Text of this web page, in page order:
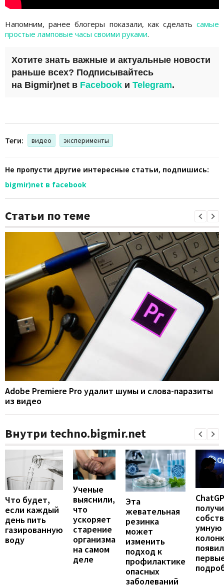
Напомним, ранее блогеры показали, как сделать самые
простые ламповые часы своими руками.
Хотите знать важные и актуальные новости
раньше всех? Подписывайтесь
на Bigmir)net в Facebook и Telegram.
Теги: видео эксперименты
Не пропусти другие интересные статьи, подпишись:
bigmir)net в facebook
Статьи по теме
Adobe Premiere Pro удалит шумы и слова-паразиты
из видео
Внутри techno.bigmir.net
Что будет,
если каждый
день пить
газированную
воду
Ученые
выяснили,
что
ускоряет
старение
организма
на самом
деле
Эта
жевательная
резинка
может
изменить
подход к
профилактике
опасных
заболеваний
умную